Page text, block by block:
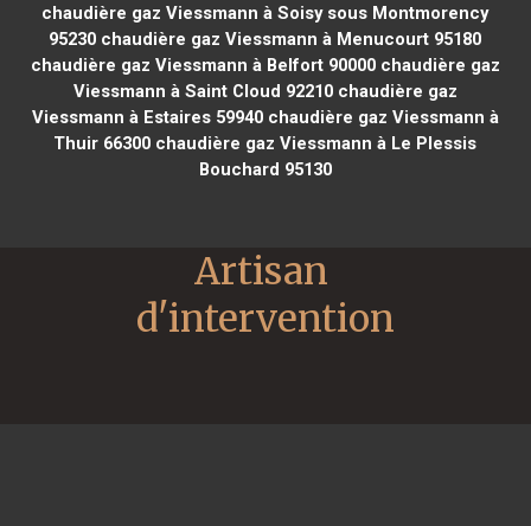
chaudière gaz Viessmann à Soisy sous Montmorency
95230 chaudière gaz Viessmann à Menucourt 95180
chaudière gaz Viessmann à Belfort 90000chaudière gaz
Viessmann à Saint Cloud 92210chaudière gaz
Viessmann à Estaires 59940chaudière gaz Viessmann à
Thuir 66300 chaudière gaz Viessmann à Le Plessis
Bouchard 95130
Artisan
d'intervention